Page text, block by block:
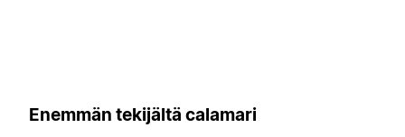
Enemmän tekijältä calamari